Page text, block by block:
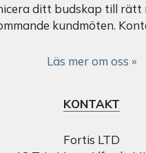
ditt budskap till
kundmöten.
Läs mer om oss »
KONTAKT
Fortis LTD